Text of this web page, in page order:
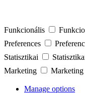
Funkcionális
Preferences
Statisztikai
Marketing
Marketing
Manage options